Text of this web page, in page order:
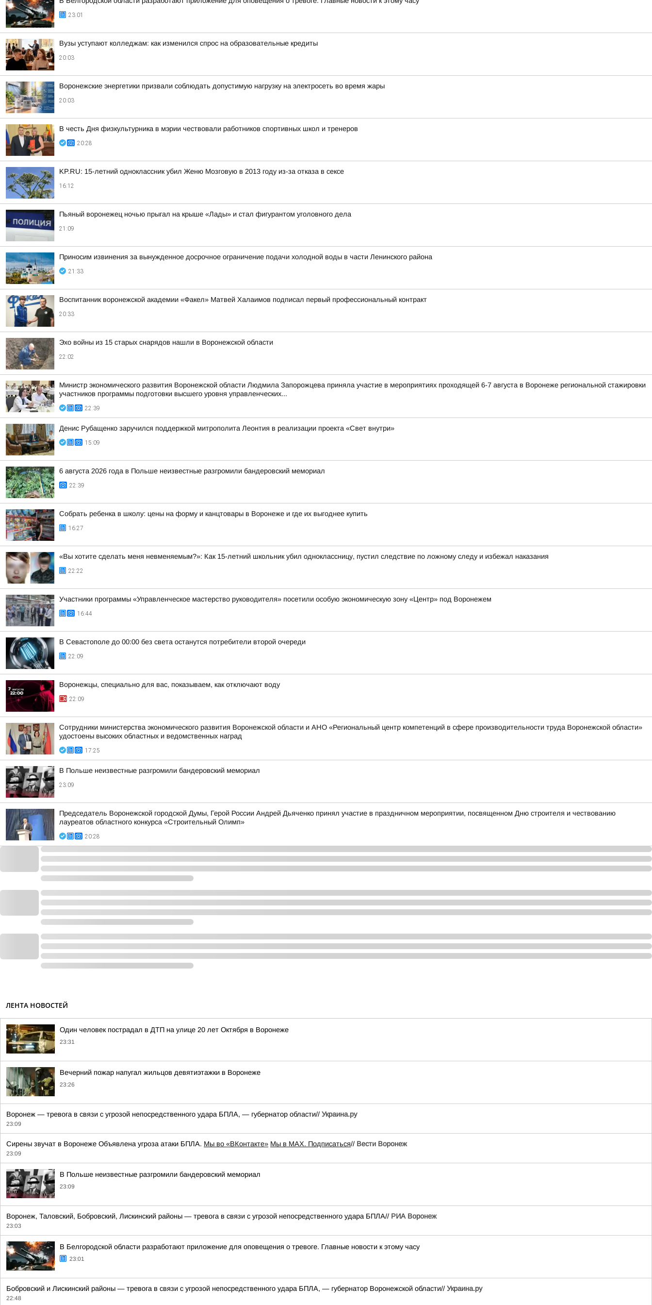
23:01
Вузы уступают колледжам: как изменился спрос на образовательные кредиты
20:03
Воронежские энергетики призвали соблюдать допустимую нагрузку на электросеть во время жары
20:03
В честь Дня физкультурника в мэрии чествовали работников спортивных школ и тренеров
20:28
KP.RU: 15-летний одноклассник убил Женю Мозговую в 2013 году из-за отказа в сексе
16:12
Пьяный воронежец ночью прыгал на крыше «Лады» и стал фигурантом уголовного дела
21:09
Приносим извинения за вынужденное досрочное ограничение подачи холодной воды в части Ленинского района
21:33
Воспитанник воронежской академии «Факел» Матвей Халаимов подписал первый профессиональный контракт
20:33
Эхо войны из 15 старых снарядов нашли в Воронежской области
22:02
Министр экономического развития Воронежской области Людмила Запорожцева приняла участие в мероприятиях проходящей 6-7 августа в Воронеже региональной стажировки
участников программы подготовки высшего уровня управленческих...
22:39
Денис Рубащенко заручился поддержкой митрополита Леонтия в реализации проекта «Свет внутри»
15:09
6 августа 2026 года в Польше неизвестные разгромили бандеровский мемориал
22:39
Собрать ребенка в школу: цены на форму и канцтовары в Воронеже и где их выгоднее купить
16:27
«Вы хотите сделать меня невменяемым?»: Как 15-летний школьник убил одноклассницу, пустил следствие по ложному следу и избежал наказания
22:22
Участники программы «Управленческое мастерство руководителя» посетили особую экономическую зону «Центр» под Воронежем
16:44
В Севастополе до 00:00 без света останутся потребители второй очереди
22:09
Воронежцы, специально для вас, показываем, как отключают воду
22:09
Сотрудники министерства экономического развития Воронежской области и АНО «Региональный центр компетенций в сфере производительности труда Воронежской области»
удостоены высоких областных и ведомственных наград
17:25
В Польше неизвестные разгромили бандеровский мемориал
23:09
Председатель Воронежской городской Думы, Герой России Андрей Дьяченко принял участие в праздничном мероприятии, посвященном Дню строителя и чествованию
лауреатов областного конкурса «Строительный Олимп»
20:28
ЛЕНТА НОВОСТЕЙ
Один человек пострадал в ДТП на улице 20 лет Октября в Воронеже
23:31
Вечерний пожар напугал жильцов девятиэтажки в Воронеже
23:26
Воронеж — тревога в связи с угрозой непосредственного удара БПЛА, — губернатор области// Украина.ру
23:09
Сирены звучат в Воронеже Объявлена угроза атаки БПЛА. Мы во «ВКонтакте» Мы в MAX. Подписаться// Вести Воронеж
23:09
В Польше неизвестные разгромили бандеровский мемориал
23:09
Воронеж, Таловский, Бобровский, Лискинский районы — тревога в связи с угрозой непосредственного удара БПЛА// РИА Воронеж
23:03
В Белгородской области разработают приложение для оповещения о тревоге. Главные новости к этому часу
23:01
Бобровский и Лискинский районы — тревога в связи с угрозой непосредственного удара БПЛА, — губернатор Воронежской области// Украина.ру
22:48